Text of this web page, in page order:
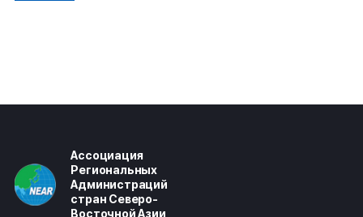
Ассоциация
Региональных
Администраций
стран Северо-
Восточной Азии